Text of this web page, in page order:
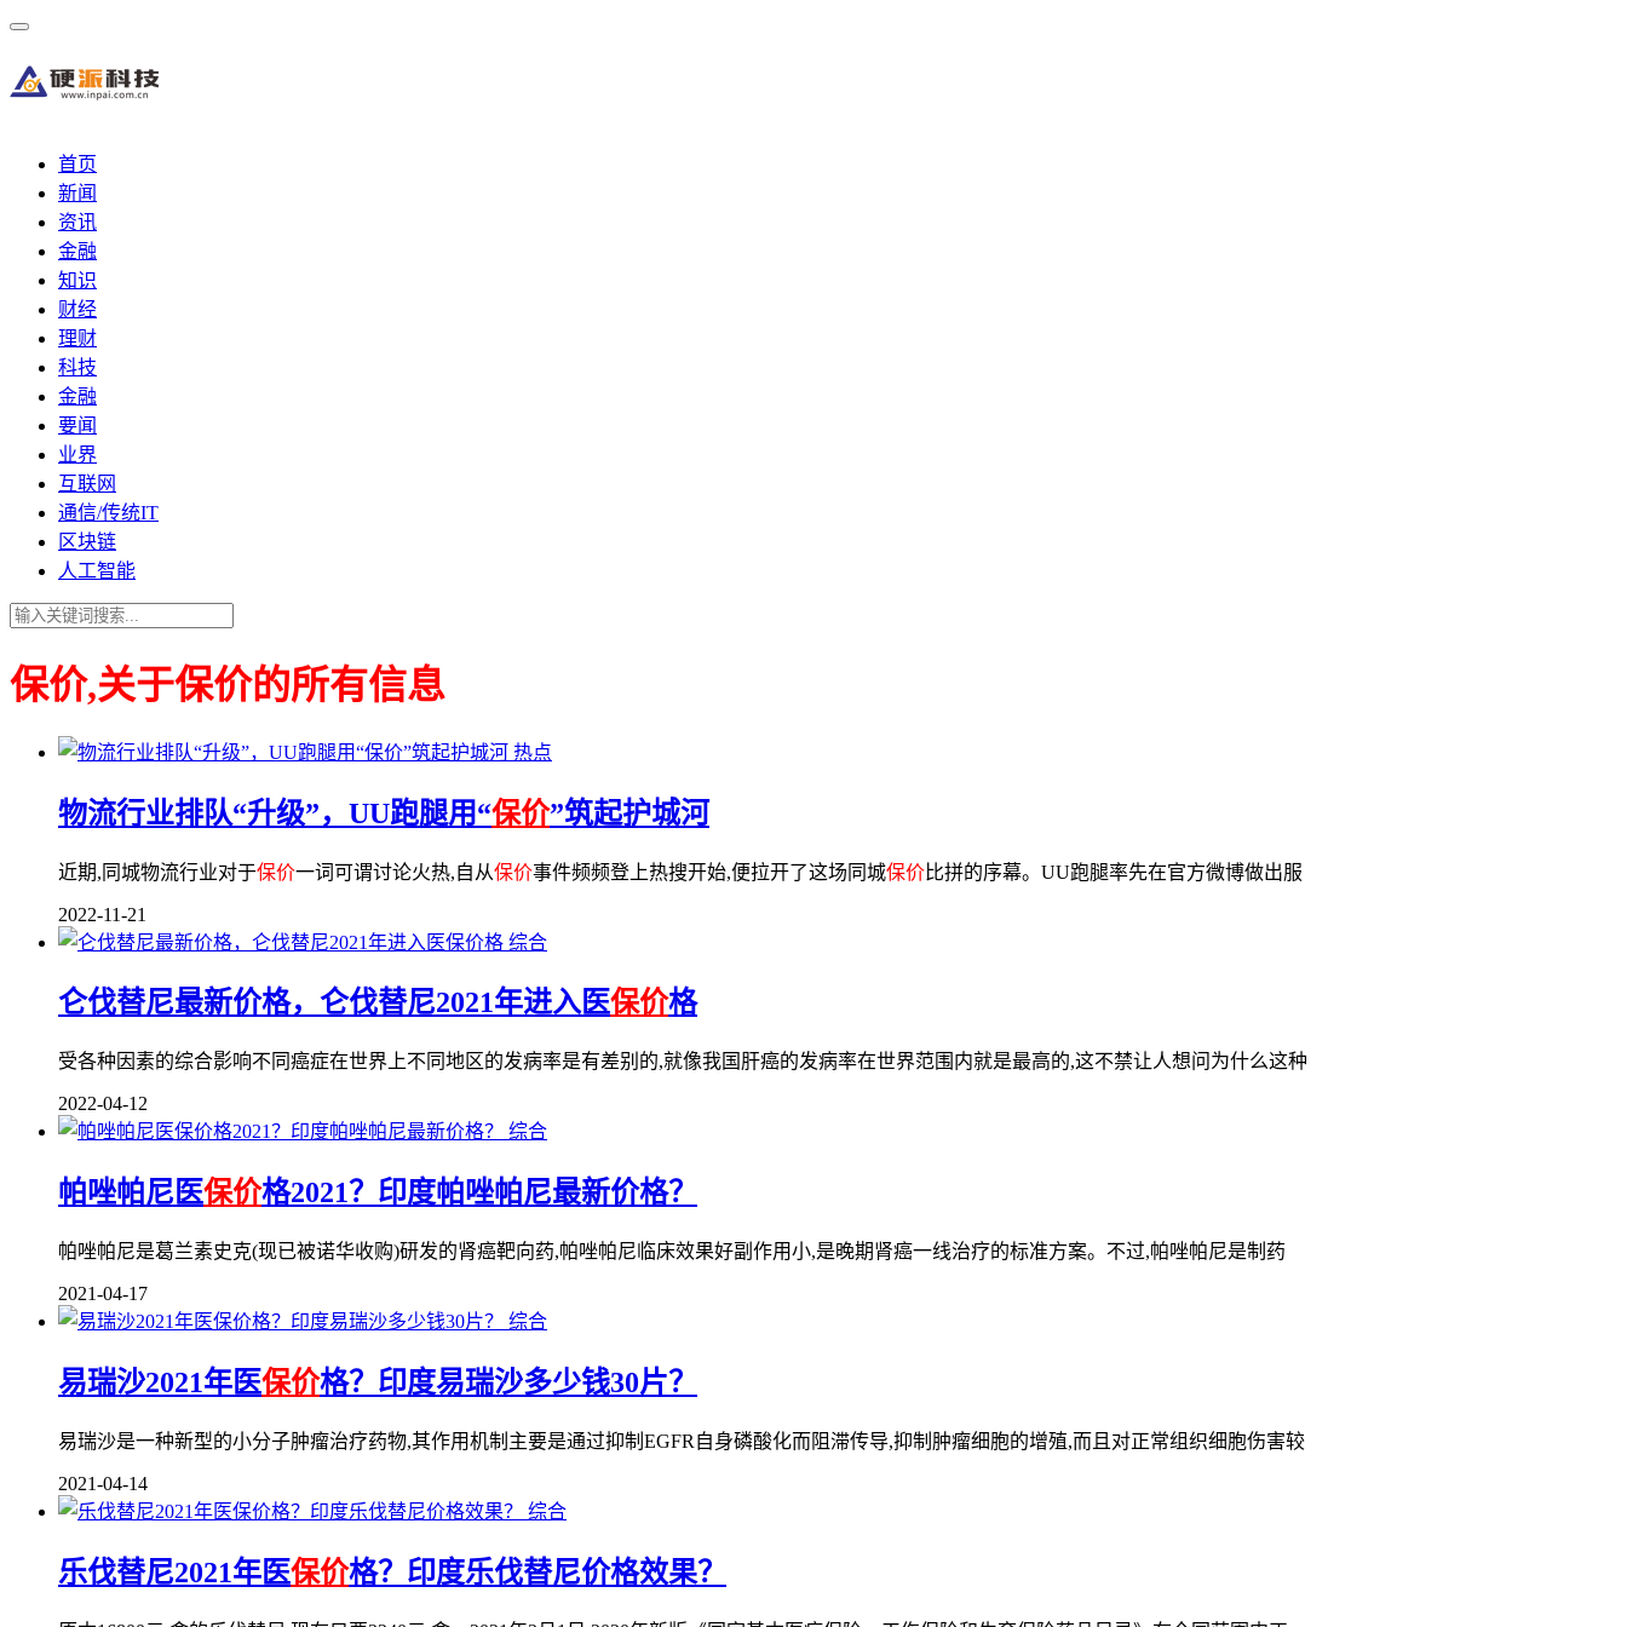
首页
新闻
资讯
金融
知识
财经
理财
科技
金融
要闻
业界
互联网
通信/传统IT
区块链
人工智能
保价,关于保价的所有信息
热点
物流行业排队“升级”，UU跑腿用“保价”筑起护城河
近期,同城物流行业对于保价一词可谓讨论火热,自从保价事件频频登上热搜开始,便拉开了这场同城保价比拼的序幕。UU跑腿率先在官方微博做出服
2022-11-21
综合
仑伐替尼最新价格，仑伐替尼2021年进入医保价格
受各种因素的综合影响不同癌症在世界上不同地区的发病率是有差别的,就像我国肝癌的发病率在世界范围内就是最高的,这不禁让人想问为什么这种
2022-04-12
综合
帕唑帕尼医保价格2021？印度帕唑帕尼最新价格？
帕唑帕尼是葛兰素史克(现已被诺华收购)研发的肾癌靶向药,帕唑帕尼临床效果好副作用小,是晚期肾癌一线治疗的标准方案。不过,帕唑帕尼是制药
2021-04-17
综合
易瑞沙2021年医保价格？印度易瑞沙多少钱30片？
易瑞沙是一种新型的小分子肿瘤治疗药物,其作用机制主要是通过抑制EGFR自身磷酸化而阻滞传导,抑制肿瘤细胞的增殖,而且对正常组织细胞伤害较
2021-04-14
综合
乐伐替尼2021年医保价格？印度乐伐替尼价格效果？